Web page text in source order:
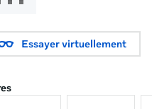
Essayer virtuellement